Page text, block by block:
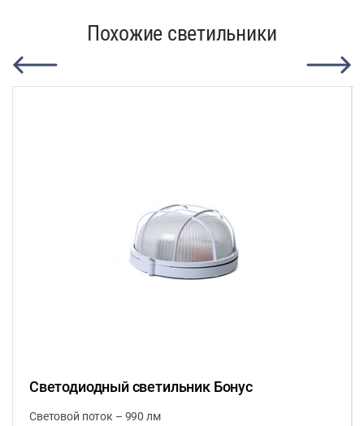
Похожие светильники
Светодиодный светильник Бонус
Световой поток – 990 лм